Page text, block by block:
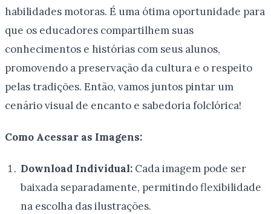
habilidades motoras. É uma ótima oportunidade para
que os educadores compartilhem suas
conhecimentos e histórias com seus alunos,
promovendo a preservação da cultura e o respeito
pelas tradições. Então, vamos juntos pintar um
cenário visual de encanto e sabedoria folclórica!
Como Acessar as Imagens:
Download Individual:Cada imagem pode ser
baixada separadamente, permitindo flexibilidade
na escolha das ilustrações.